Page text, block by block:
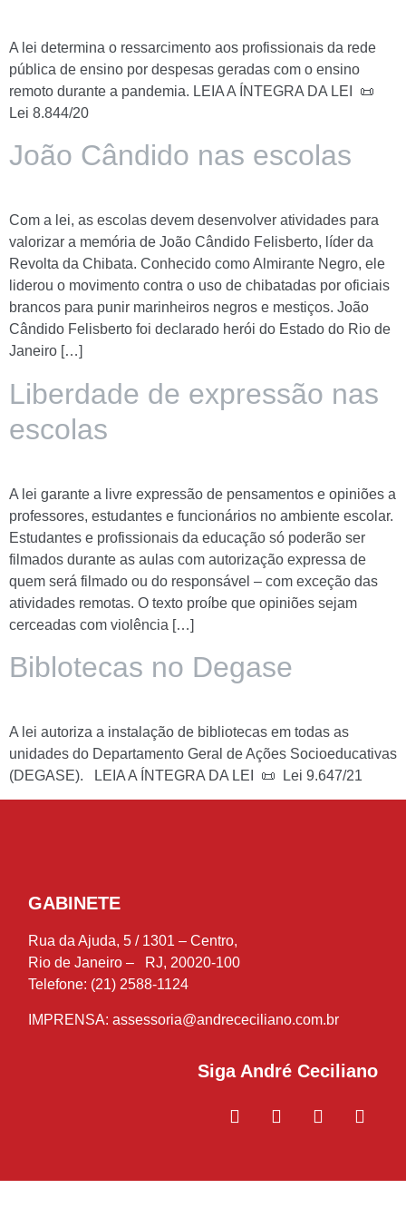
A lei determina o ressarcimento aos profissionais da rede
pública de ensino por despesas geradas com o ensino
remoto durante a pandemia. LEIA A ÍNTEGRA DA LEI 📜
Lei 8.844/20
João Cândido nas escolas
Com a lei, as escolas devem desenvolver atividades para
valorizar a memória de João Cândido Felisberto, líder da
Revolta da Chibata. Conhecido como Almirante Negro, ele
liderou o movimento contra o uso de chibatadas por oficiais
brancos para punir marinheiros negros e mestiços. João
Cândido Felisberto foi declarado herói do Estado do Rio de
Janeiro […]
Liberdade de expressão nas
escolas
A lei garante a livre expressão de pensamentos e opiniões a
professores, estudantes e funcionários no ambiente escolar.
Estudantes e profissionais da educação só poderão ser
filmados durante as aulas com autorização expressa de
quem será filmado ou do responsável – com exceção das
atividades remotas. O texto proíbe que opiniões sejam
cerceadas com violência […]
Biblotecas no Degase
A lei autoriza a instalação de bibliotecas em todas as
unidades do Departamento Geral de Ações Socioeducativas
(DEGASE). LEIA A ÍNTEGRA DA LEI 📜 Lei 9.647/21
GABINETE
Rua da Ajuda, 5 / 1301 – Centro,
Rio de Janeiro – RJ, 20020-100
Telefone: (21) 2588-1124
IMPRENSA: assessoria@andrececiliano.com.br
Siga André Ceciliano